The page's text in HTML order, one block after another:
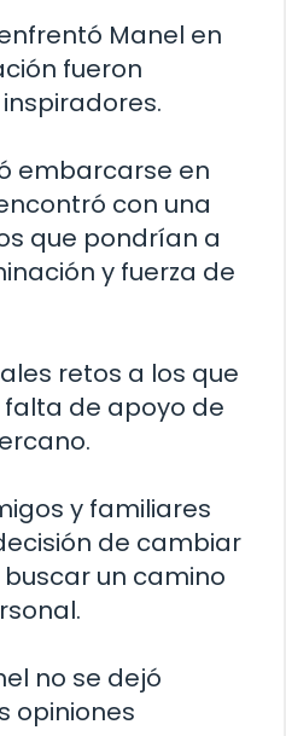
Manel en
fueron
embarcarse en
con una
que pondrían a
y fuerza de
retos a los que
de apoyo de
y familiares
de cambiar
un camino
no se dejó
opiniones